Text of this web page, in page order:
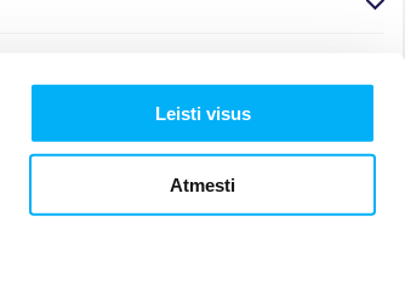
Leisti visus
Atmesti